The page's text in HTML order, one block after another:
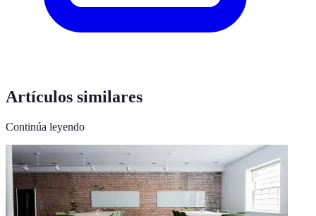
Artículos similares
Continúa leyendo